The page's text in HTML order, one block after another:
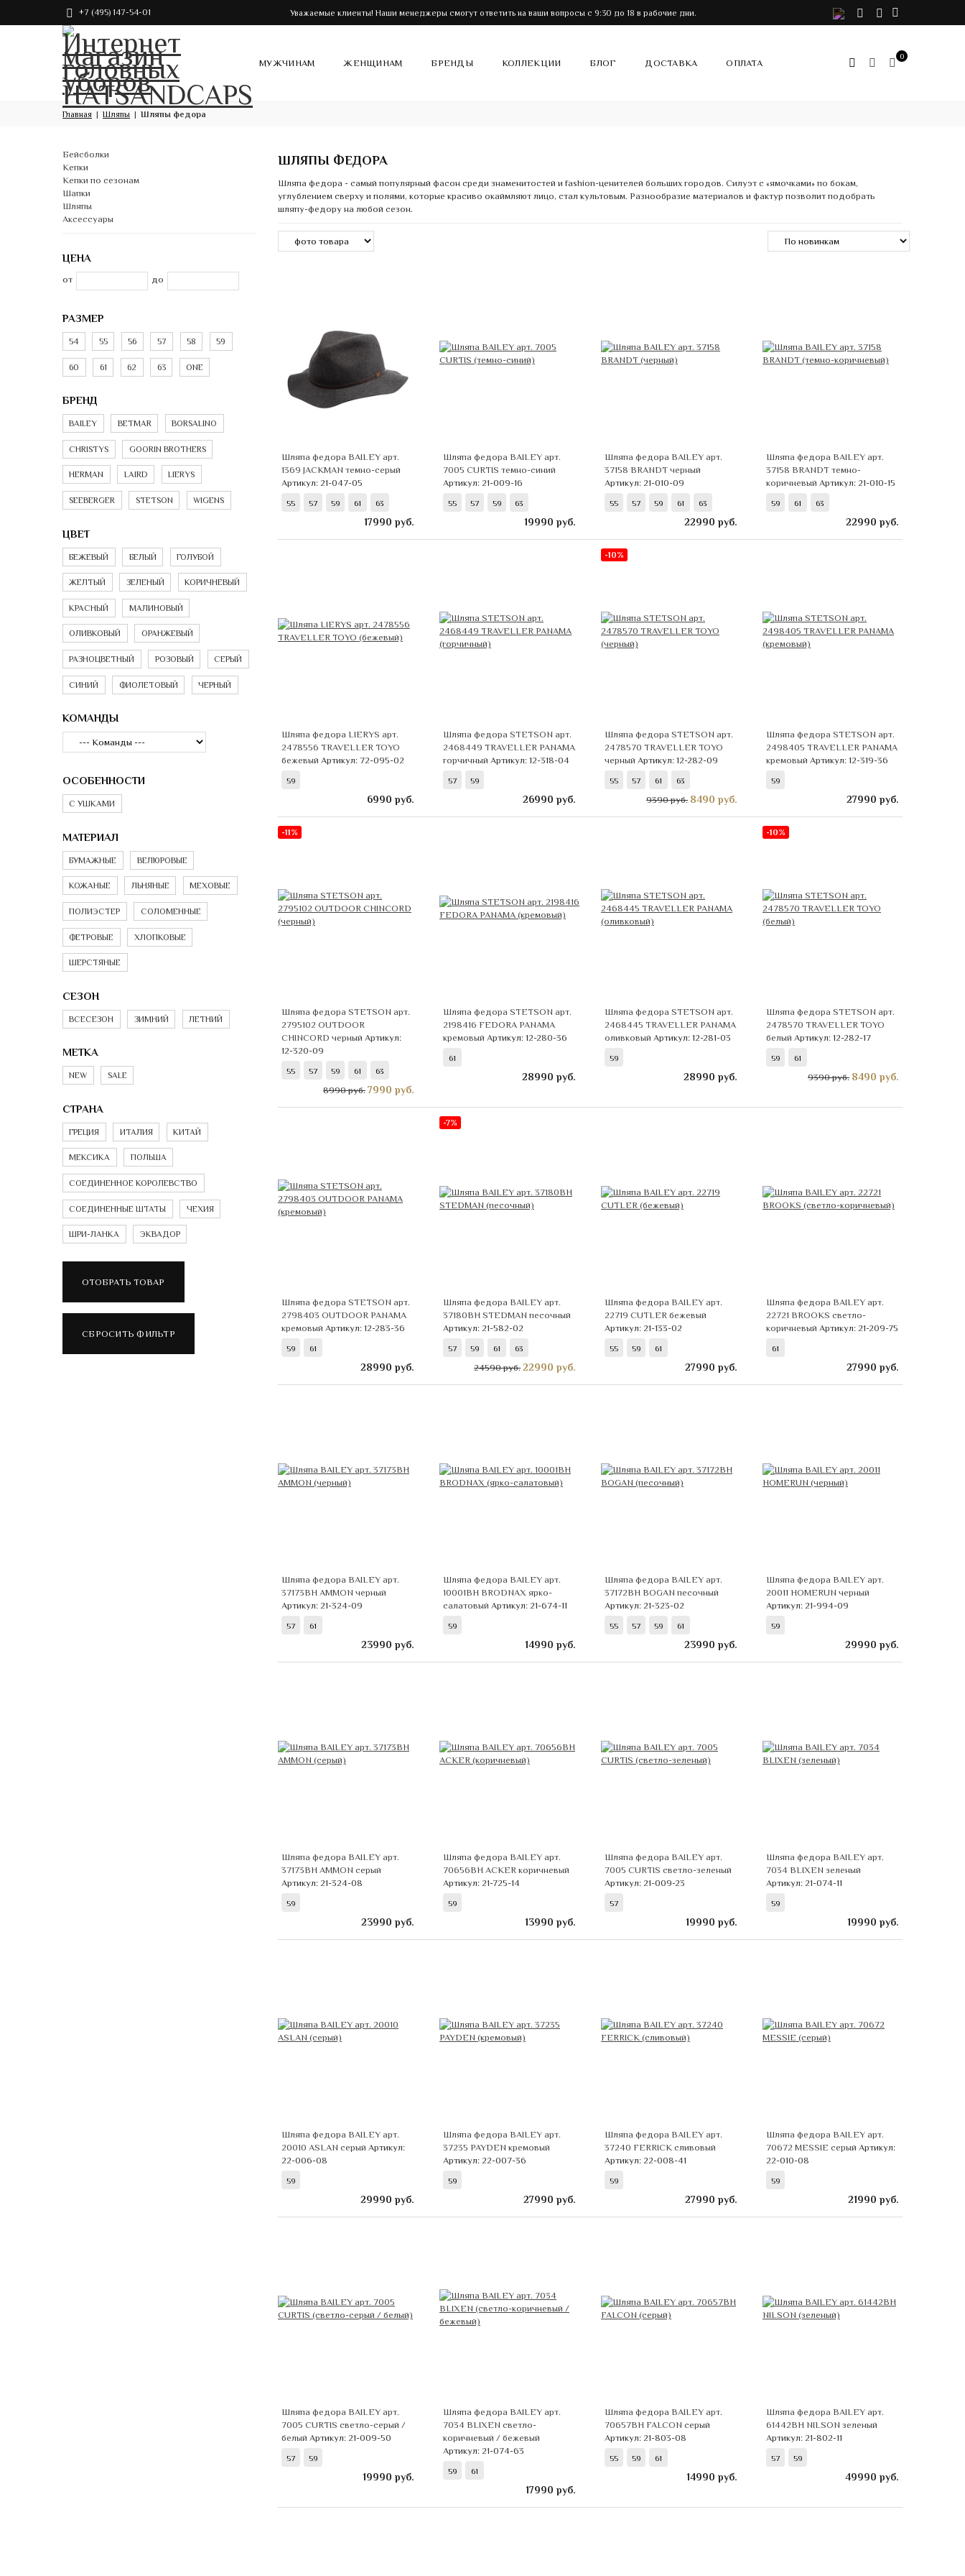
+7 (495) 147-54-01 Уважаемые клиенты! Наши менеджеры смогут ответить на ваши вопросы с 9:30 до 18 в рабочие дни. VK Telegram
МУЖЧИНАМ ЖЕНЩИНАМ БРЕНДЫ КОЛЛЕКЦИИ БЛОГ ДОСТАВКА ОПЛАТА
0
Главная Шляпы Шляпы федора
ШЛЯПЫ ФЕДОРА
Шляпа федора - самый популярный фасон среди знаменитостей и fashion-ценителей больших городов. Силуэт с «ямочками» по бокам,
углублением сверху и полями, которые красиво окаймляют лицо, стал культовым. Разнообразие материалов и фактур позволит подобрать
шляпу-федору на любой сезон.
Шляпа федора BAILEY арт.
1369 JACKMAN темно-серый
Артикул: 21-047-05
55 57 59 61 63
17990 руб.
Шляпа федора BAILEY арт.
7005 CURTIS темно-синий
Артикул: 21-009-16
55 57 59 63
19990 руб.
Шляпа федора BAILEY арт.
37158 BRANDT черный
Артикул: 21-010-09
55 57 59 61 63
22990 руб.
Шляпа федора BAILEY арт.
37158 BRANDT темно-
коричневый Артикул: 21-010-15
59 61 63
22990 руб.
Шляпа федора LIERYS арт.
2478556 TRAVELLER TOYO
бежевый Артикул: 72-095-02
59
6990 руб.
Шляпа федора STETSON арт.
2468449 TRAVELLER PANAMA
горчичный Артикул: 12-318-04
57 59
26990 руб.
-10%
Шляпа федора STETSON арт.
2478570 TRAVELLER TOYO
черный Артикул: 12-282-09
55 57 61 63
9390 руб. 8490 руб.
Шляпа федора STETSON арт.
2498405 TRAVELLER PANAMA
кремовый Артикул: 12-319-36
59
27990 руб.
-11%
Шляпа федора STETSON арт.
2795102 OUTDOOR
CHINCORD черный Артикул:
12-320-09
55 57 59 61 63
8990 руб. 7990 руб.
Шляпа федора STETSON арт.
2198416 FEDORA PANAMA
кремовый Артикул: 12-280-36
61
28990 руб.
Шляпа федора STETSON арт.
2468445 TRAVELLER PANAMA
оливковый Артикул: 12-281-03
59
28990 руб.
-10%
Шляпа федора STETSON арт.
2478570 TRAVELLER TOYO
белый Артикул: 12-282-17
59 61
9390 руб. 8490 руб.
Шляпа федора STETSON арт.
2798403 OUTDOOR PANAMA
кремовый Артикул: 12-283-36
59 61
28990 руб.
-7%
Шляпа федора BAILEY арт.
37180BH STEDMAN песочный
Артикул: 21-582-02
57 59 61 63
24590 руб. 22990 руб.
Шляпа федора BAILEY арт.
22719 CUTLER бежевый
Артикул: 21-133-02
55 59 61
27990 руб.
Шляпа федора BAILEY арт.
22721 BROOKS светло-
коричневый Артикул: 21-209-75
61
27990 руб.
Шляпа федора BAILEY арт.
37173BH AMMON черный
Артикул: 21-324-09
57 61
23990 руб.
Шляпа федора BAILEY арт.
10001BH BRODNAX ярко-
салатовый Артикул: 21-674-11
59
14990 руб.
Шляпа федора BAILEY арт.
37172BH BOGAN песочный
Артикул: 21-323-02
55 57 59 61
23990 руб.
Шляпа федора BAILEY арт.
20011 HOMERUN черный
Артикул: 21-994-09
59
29990 руб.
Шляпа федора BAILEY арт.
37173BH AMMON серый
Артикул: 21-324-08
59
23990 руб.
Шляпа федора BAILEY арт.
70656BH ACKER коричневый
Артикул: 21-725-14
59
13990 руб.
Шляпа федора BAILEY арт.
7005 CURTIS светло-зеленый
Артикул: 21-009-23
57
19990 руб.
Шляпа федора BAILEY арт.
7034 BLIXEN зеленый
Артикул: 21-074-11
59
19990 руб.
Шляпа федора BAILEY арт.
20010 ASLAN серый Артикул:
22-006-08
59
29990 руб.
Шляпа федора BAILEY арт.
37235 PAYDEN кремовый
Артикул: 22-007-36
59
27990 руб.
Шляпа федора BAILEY арт.
37240 FERRICK сливовый
Артикул: 22-008-41
59
27990 руб.
Шляпа федора BAILEY арт.
70672 MESSIE серый Артикул:
22-010-08
59
21990 руб.
Шляпа федора BAILEY арт.
7005 CURTIS светло-серый /
белый Артикул: 21-009-50
57 59
19990 руб.
Шляпа федора BAILEY арт.
7034 BLIXEN светло-
коричневый / бежевый
Артикул: 21-074-63
59 61
17990 руб.
Шляпа федора BAILEY арт.
70657BH FALCON серый
Артикул: 21-803-08
55 59 61
14990 руб.
Шляпа федора BAILEY арт.
61442BH NILSON зеленый
Артикул: 21-802-11
57 59
49990 руб.
Бейсболки
Кепки
Кепки по сезонам
Шапки
Шляпы
Аксессуары
ЦЕНА
от до
РАЗМЕР
54 55 56 57 58 59
60 61 62 63 ONE
БРЕНД
BAILEY BETMAR BORSALINO
CHRISTYS GOORIN BROTHERS
HERMAN LAIRD LIERYS
SEEBERGER STETSON WIGENS
ЦВЕТ
БЕЖЕВЫЙ БЕЛЫЙ ГОЛУБОЙ
ЖЕЛТЫЙ ЗЕЛЕНЫЙ КОРИЧНЕВЫЙ
КРАСНЫЙ МАЛИНОВЫЙ
ОЛИВКОВЫЙ ОРАНЖЕВЫЙ
РАЗНОЦВЕТНЫЙ РОЗОВЫЙ СЕРЫЙ
СИНИЙ ФИОЛЕТОВЫЙ ЧЕРНЫЙ
КОМАНДЫ
ОСОБЕННОСТИ
С УШКАМИ
МАТЕРИАЛ
БУМАЖНЫЕ ВЕЛЮРОВЫЕ
КОЖАНЫЕ ЛЬНЯНЫЕ МЕХОВЫЕ
ПОЛИЭСТЕР СОЛОМЕННЫЕ
ФЕТРОВЫЕ ХЛОПКОВЫЕ
ШЕРСТЯНЫЕ
СЕЗОН
ВСЕСЕЗОН ЗИМНИЙ ЛЕТНИЙ
МЕТКА
NEW SALE
СТРАНА
ГРЕЦИЯ ИТАЛИЯ КИТАЙ
МЕКСИКА ПОЛЬША
СОЕДИНЕННОЕ КОРОЛЕВСТВО
СОЕДИНЕННЫЕ ШТАТЫ ЧЕХИЯ
ШРИ-ЛАНКА ЭКВАДОР